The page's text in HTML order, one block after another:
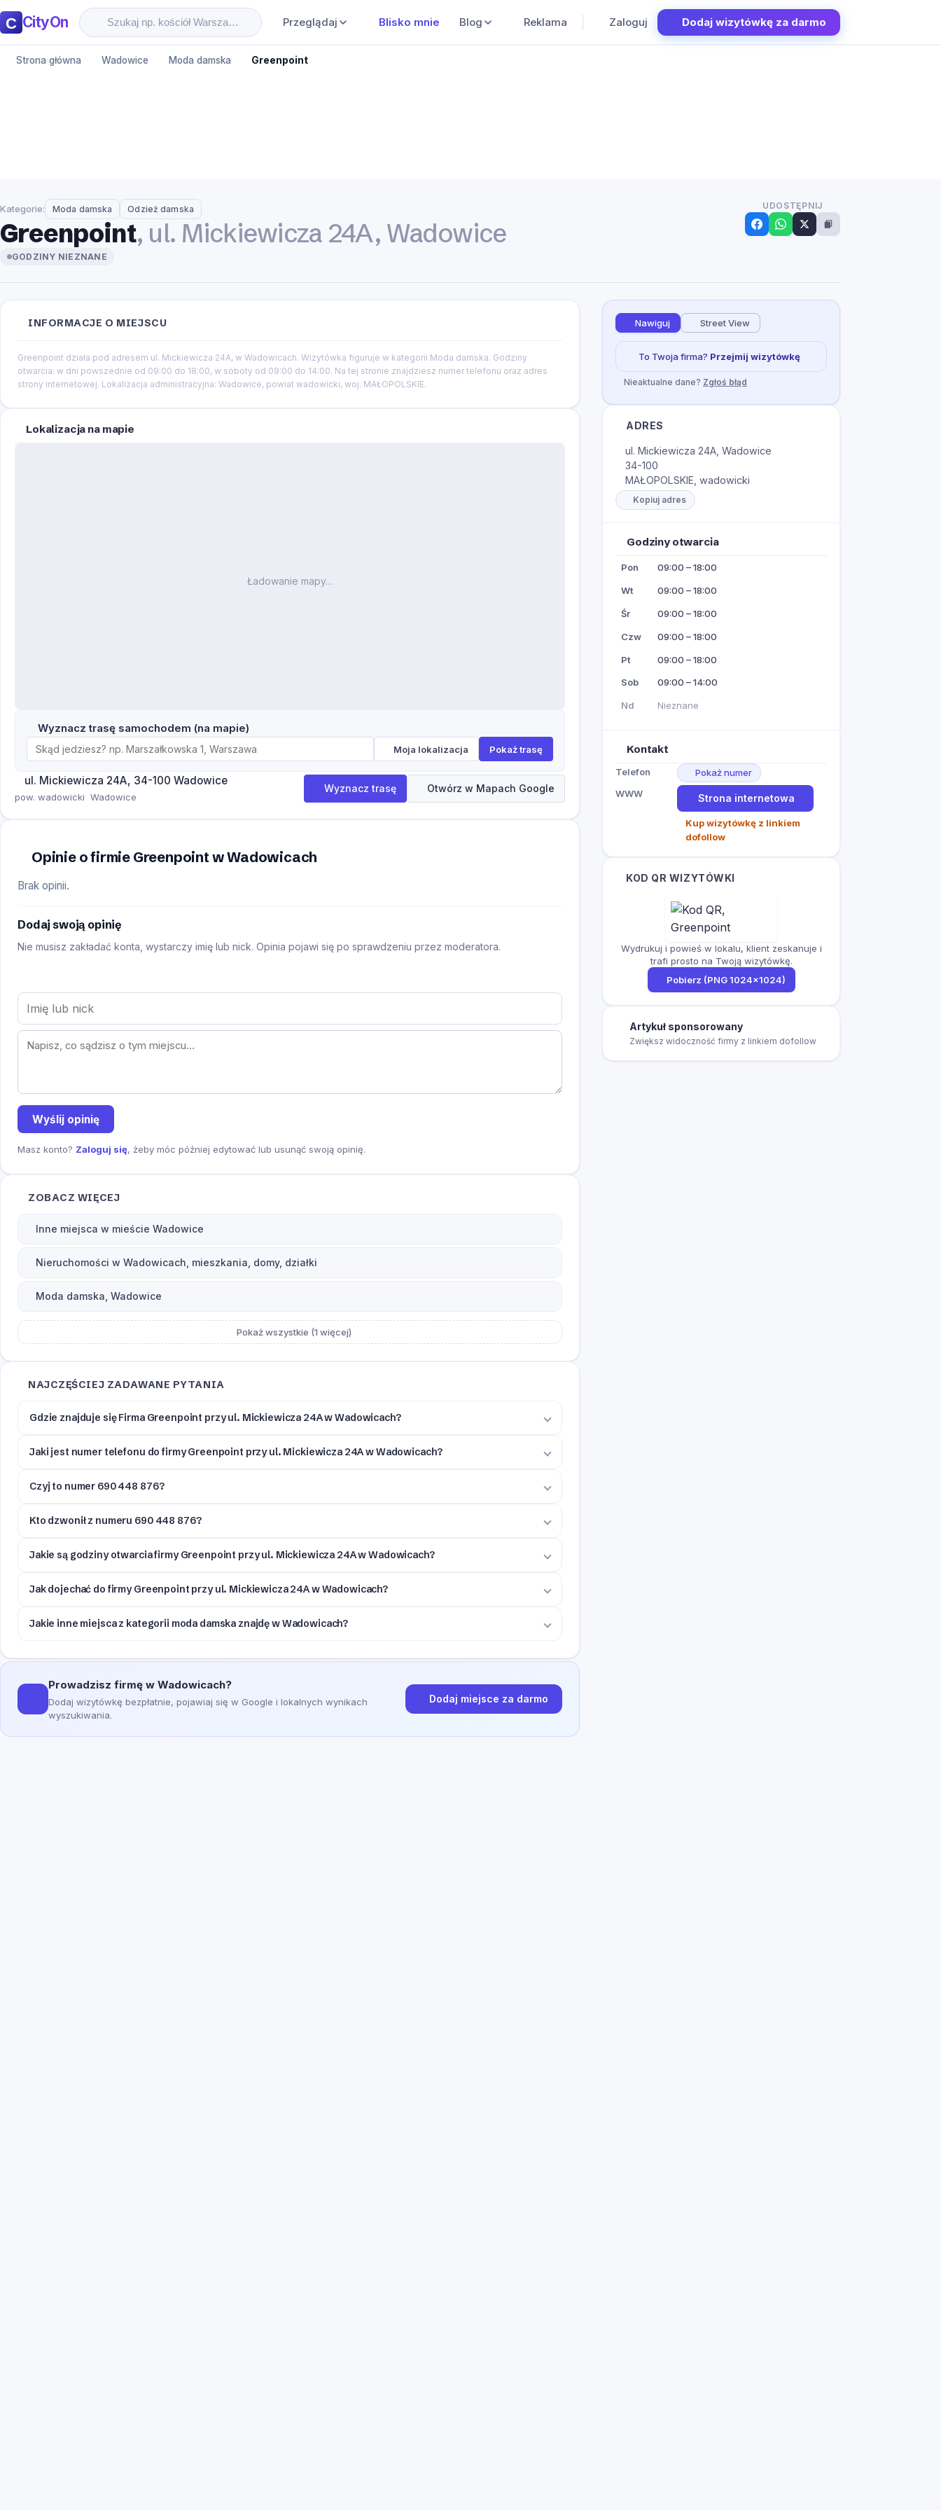
CityOn Przeglądaj Blisko mnie Blog Reklama Zaloguj Dodaj wizytówkę za darmo
Strona główna Wadowice Moda damska Greenpoint
Kategorie: Moda damska Odzież damska
Greenpoint, ul. Mickiewicza 24A, Wadowice
GODZINY NIEZNANE
UDOSTĘPNIJ
Nawiguj Street View
To Twoja firma? Przejmij wizytówkę
Nieaktualne dane? Zgłoś błąd
ADRES
ul. Mickiewicza 24A, Wadowice
34-100
MAŁOPOLSKIE, wadowicki
Kopiuj adres
Godziny otwarcia
Pon 09:00 – 18:00
Wt 09:00 – 18:00
Śr 09:00 – 18:00
Czw 09:00 – 18:00
Pt 09:00 – 18:00
Sob 09:00 – 14:00
Nd Nieznane
Kontakt
Telefon
Pokaż numer
WWW
Strona internetowa
Kup wizytówkę z linkiem
dofollow
KOD QR WIZYTÓWKI
Wydrukuj i powieś w lokalu, klient zeskanuje i
trafi prosto na Twoją wizytówkę.
Pobierz (PNG 1024×1024)
Artykuł sponsorowany
Zwiększ widoczność firmy z linkiem dofollow
INFORMACJE O MIEJSCU
Greenpoint działa pod adresem ul. Mickiewicza 24A, w Wadowicach. Wizytówka figuruje w kategorii Moda damska. Godziny
otwarcia: w dni powszednie od 09:00 do 18:00, w soboty od 09:00 do 14:00. Na tej stronie znajdziesz numer telefonu oraz adres
strony internetowej. Lokalizacja administracyjna: Wadowice, powiat wadowicki, woj. MAŁOPOLSKIE.
Lokalizacja na mapie
Ładowanie mapy…
Wyznacz trasę samochodem (na mapie)
Moja lokalizacja Pokaż trasę
ul. Mickiewicza 24A, 34-100 Wadowice
pow. wadowicki Wadowice
Wyznacz trasę Otwórz w Mapach Google
Opinie o firmie Greenpoint w Wadowicach
Brak opinii.
Dodaj swoją opinię
Nie musisz zakładać konta, wystarczy imię lub nick. Opinia pojawi się po sprawdzeniu przez moderatora.
Wyślij opinię
Masz konto? Zaloguj się, żeby móc później edytować lub usunąć swoją opinię.
ZOBACZ WIĘCEJ
Inne miejsca w mieście Wadowice
Nieruchomości w Wadowicach, mieszkania, domy, działki
Moda damska, Wadowice
Pokaż wszystkie (1 więcej)
NAJCZĘŚCIEJ ZADAWANE PYTANIA
Gdzie znajduje się Firma Greenpoint przy ul. Mickiewicza 24A w Wadowicach?
Jaki jest numer telefonu do firmy Greenpoint przy ul. Mickiewicza 24A w Wadowicach?
Czyj to numer 690 448 876?
Kto dzwonił z numeru 690 448 876?
Jakie są godziny otwarcia firmy Greenpoint przy ul. Mickiewicza 24A w Wadowicach?
Jak dojechać do firmy Greenpoint przy ul. Mickiewicza 24A w Wadowicach?
Jakie inne miejsca z kategorii moda damska znajdę w Wadowicach?
Prowadzisz firmę w Wadowicach?
Dodaj wizytówkę bezpłatnie, pojawiaj się w Google i lokalnych wynikach
wyszukiwania.
Dodaj miejsce za darmo